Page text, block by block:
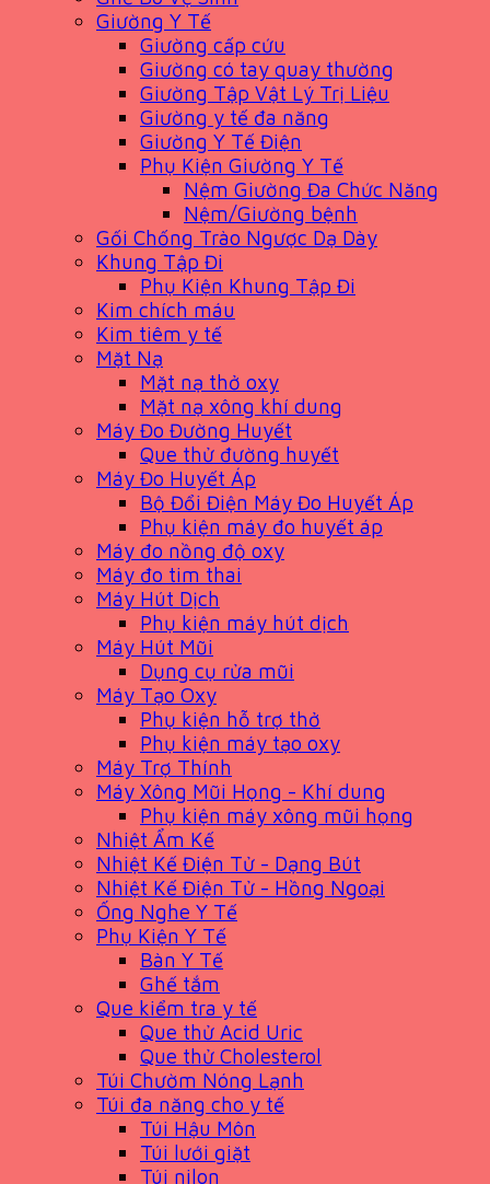
Giường Y Tế
Giường cấp cứu
Giường có tay quay thường
Giường Tập Vật Lý Trị Liệu
Giường y tế đa năng
Giường Y Tế Điện
Phụ Kiện Giường Y Tế
Nệm Giường Đa Chức Năng
Nệm/Giường bệnh
Gối Chống Trào Ngược Dạ Dày
Khung Tập Đi
Phụ Kiện Khung Tập Đi
Kim chích máu
Kim tiêm y tế
Mặt Nạ
Mặt nạ thở oxy
Mặt nạ xông khí dung
Máy Đo Đường Huyết
Que thử đường huyết
Máy Đo Huyết Áp
Bộ Đổi Điện Máy Đo Huyết Áp
Phụ kiện máy đo huyết áp
Máy đo nồng độ oxy
Máy đo tim thai
Máy Hút Dịch
Phụ kiện máy hút dịch
Máy Hút Mũi
Dụng cụ rửa mũi
Máy Tạo Oxy
Phụ kiện hỗ trợ thở
Phụ kiện máy tạo oxy
Máy Trợ Thính
Máy Xông Mũi Họng - Khí dung
Phụ kiện máy xông mũi họng
Nhiệt Ẩm Kế
Nhiệt Kế Điện Tử - Dạng Bút
Nhiệt Kế Điện Tử - Hồng Ngoại
Ống Nghe Y Tế
Phụ Kiện Y Tế
Bàn Y Tế
Ghế tắm
Que kiểm tra y tế
Que thử Acid Uric
Que thử Cholesterol
Túi Chườm Nóng Lạnh
Túi đa năng cho y tế
Túi Hậu Môn
Túi lưới giặt
Túi nilon